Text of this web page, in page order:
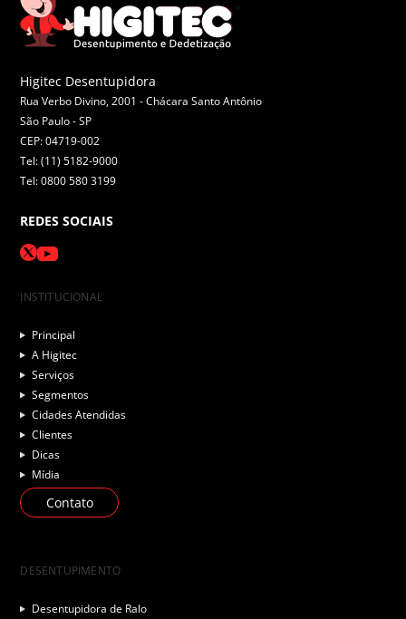
Higitec Desentupidora
Rua Verbo Divino, 2001 - Chácara Santo Antônio
São Paulo -SP
CEP: 04719-002
Tel: (11) 5182-9000
Tel: 0800 580 3199
REDES SOCIAIS
INSTITUCIONAL
Principal
A Higitec
Serviços
Segmentos
Cidades Atendidas
Clientes
Dicas
Mídia
Contato
DESENTUPIMENTO
Desentupidora de Ralo